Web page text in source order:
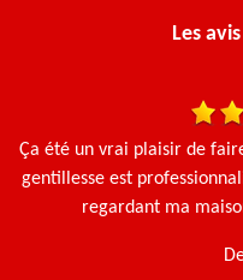
Les
Ça été un vrai plaisir de
gentillesse est
regardant ma